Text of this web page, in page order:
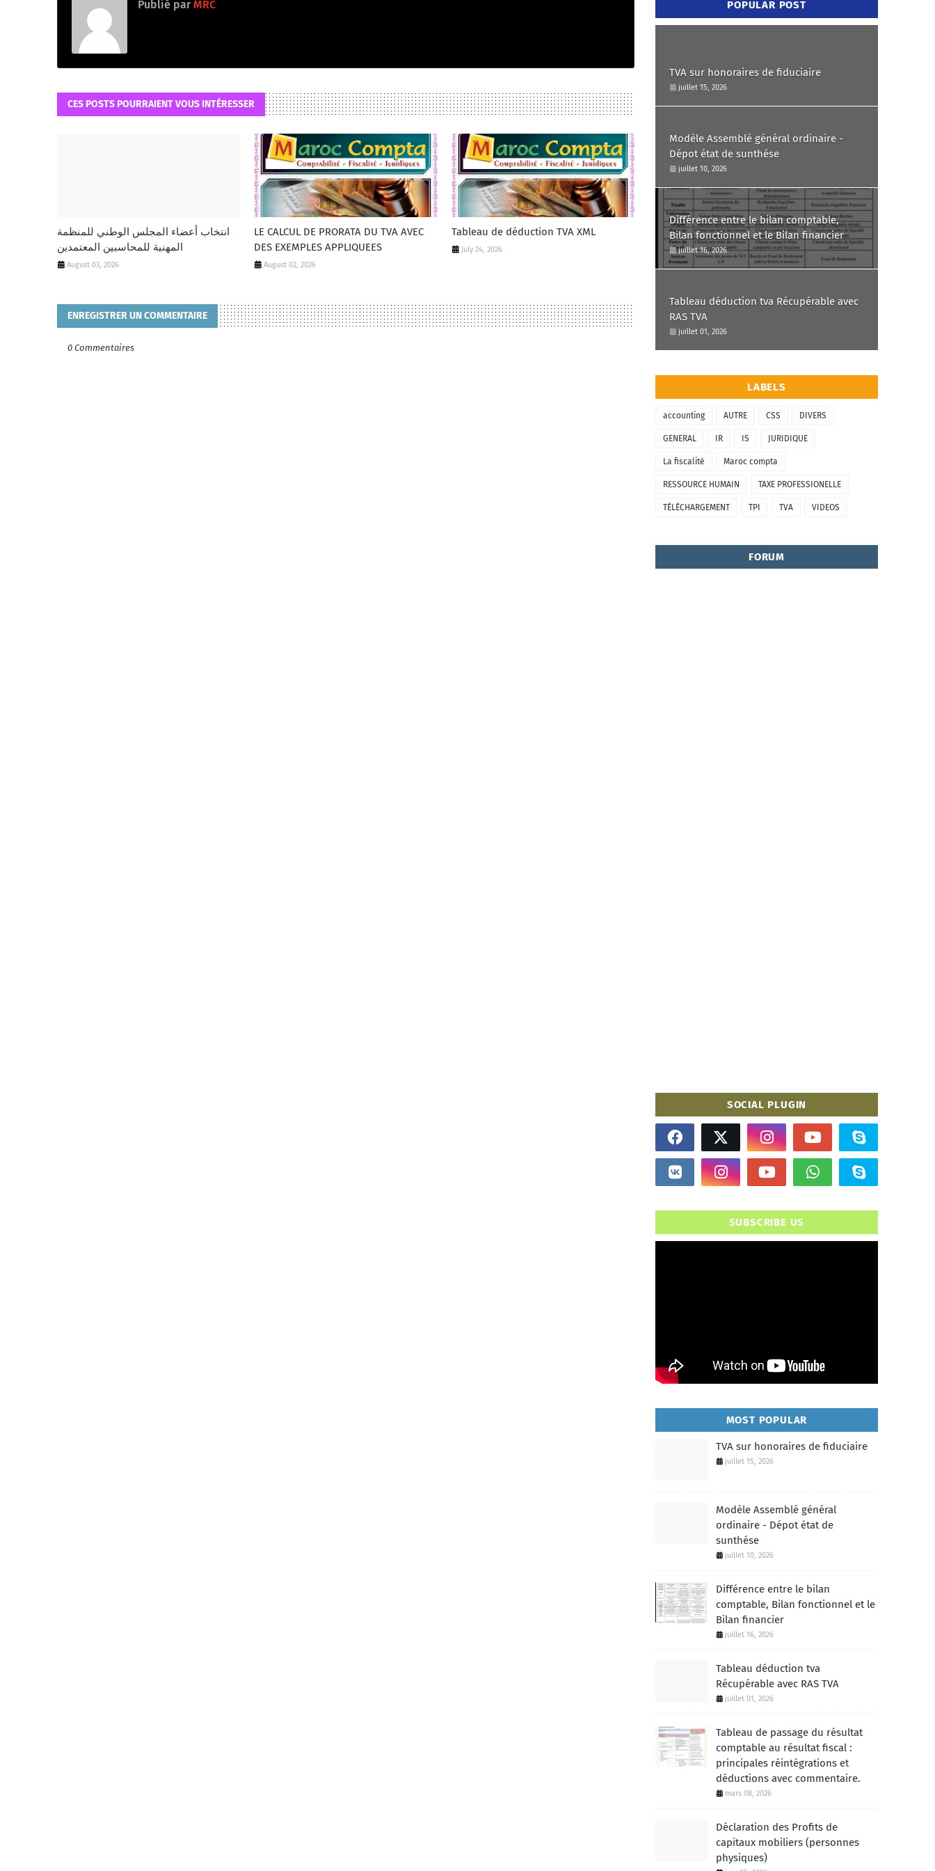
Publié par MRC
CES POSTS POURRAIENT VOUS INTÉRESSER
انتخاب أعضاء المجلس الوطني للمنظمة
المهنية للمحاسبين المعتمدين
August 03, 2026
LE CALCUL DE PRORATA DU TVA AVEC
DES EXEMPLES APPLIQUEES
August 02, 2026
Tableau de déduction TVA XML
July 24, 2026
ENREGISTRER UN COMMENTAIRE
0 Commentaires
POPULAR POST
TVA sur honoraires de fiduciaire
juillet 15, 2026
Modèle Assemblé général ordinaire -
Dépot état de sunthése
juillet 10, 2026
Différence entre le bilan comptable,
Bilan fonctionnel et le Bilan financier
juillet 16, 2026
Tableau déduction tva Récupérable avec
RAS TVA
juillet 01, 2026
LABELS
accounting AUTRE CSS DIVERS
GENERAL IR IS JURIDIQUE
La fiscalité Maroc compta
RESSOURCE HUMAIN TAXE PROFESSIONELLE
TÉLÉCHARGEMENT TPI TVA VIDEOS
FORUM
SOCIAL PLUGIN
SUBSCRIBE US
MOST POPULAR
TVA sur honoraires de fiduciaire
juillet 15, 2026
Modèle Assemblé général
ordinaire - Dépot état de
sunthése
juillet 10, 2026
Différence entre le bilan
comptable, Bilan fonctionnel et le
Bilan financier
juillet 16, 2026
Tableau déduction tva
Récupérable avec RAS TVA
juillet 01, 2026
Tableau de passage du résultat
comptable au résultat fiscal :
principales réintégrations et
déductions avec commentaire.
mars 08, 2026
Déclaration des Profits de
capitaux mobiliers (personnes
physiques)